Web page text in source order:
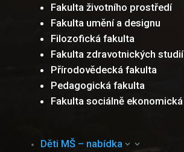
Fakulta životního prostředí
Fakulta umění a designu
Filozofická fakulta
Fakulta zdravotnických studií
Přírodovědecká fakulta
Pedagogická fakulta
Fakulta sociálně ekonomická
Děti MŠ – nabídka 3